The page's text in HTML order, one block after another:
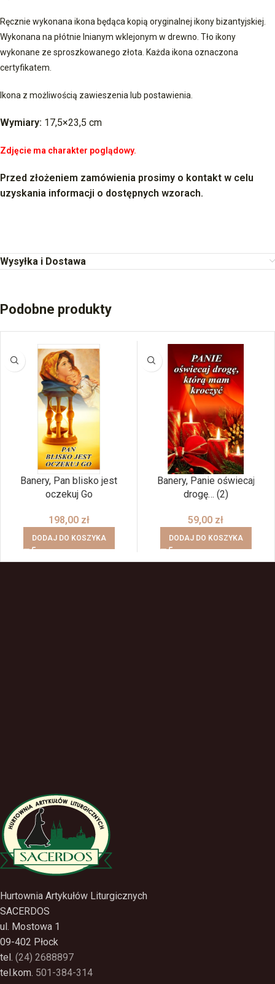
Ręcznie wykonana ikona będąca kopią oryginalnej ikony bizantyjskiej.
Wykonana na płótnie lnianym wklejonym w drewno. Tło ikony
wykonane ze sproszkowanego złota. Każda ikona oznaczona
certyfikatem.
Ikona z możliwością zawieszenia lub postawienia.
Wymiary: 17,5×23,5 cm
Zdjęcie ma charakter poglądowy.
Przed złożeniem zamówienia prosimy o kontakt w celu
uzyskania informacji o dostępnych wzorach.
Wysyłka i Dostawa
Podobne produkty
Banery, Pan blisko jest
oczekuj Go
198,00 zł
DODAJ DO KOSZYKA
Banery, Panie oświecaj
drogę… (2)
59,00 zł
DODAJ DO KOSZYKA
Hurtownia Artykułów Liturgicznych
SACERDOS
ul. Mostowa 1
09-402 Płock
tel. (24) 2688897
tel.kom. 501-384-314